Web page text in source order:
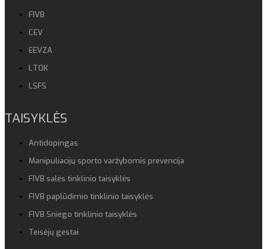
FIVB
CEV
EEVZA
LTOK
LSFS
TAISYKLĖS
Antidopingas
Manipuliacijų sporto varžybomis prevencija
FIVB salės tinklinio taisyklės
FIVB paplūdimio tinklinio taisyklės
FIVB Sniego tinklinio taisyklės
Teisėjų gestai